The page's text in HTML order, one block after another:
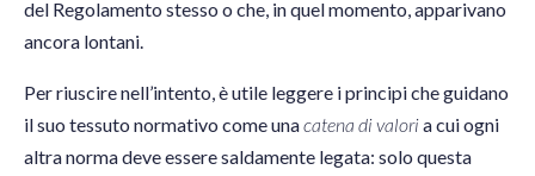
del Regolamento stesso o che, in quel momento, apparivano
ancora lontani.
Per riuscire nell’intento, è utile leggere i principi che guidano
il suo tessuto normativo come unacatena di valoria cui ogni
altra norma deve essere saldamente legata: solo questa